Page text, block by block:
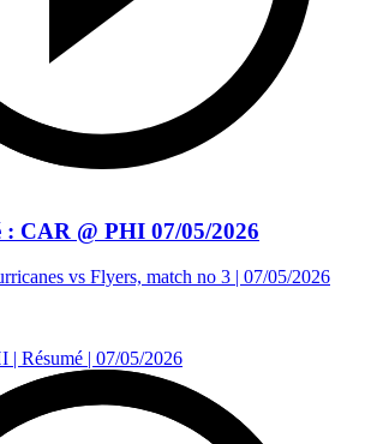
: CAR @ PHI 07/05/2026
vs Flyers, match no 3 | 07/05/2026